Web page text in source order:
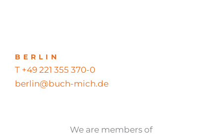
BERLIN
T +49 221 355 370-0
berlin@buch-mich.de
We are members of